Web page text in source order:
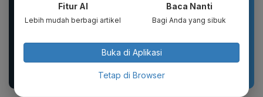
Sandal Pria Wanita
CLOSS Waterproof Anti
Slip Cepat Kering Anti...
Sandal Baim unisex
yang stylish, terbuat
dari bahan karet dan
Fitur AI
Lebih mudah berbagi artikel
Baca Nanti
Bagi Anda yang sibuk
Buka di Aplikasi
Tetap di Browser